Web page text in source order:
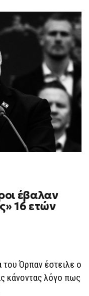
έβαλαν
16 ετών
του Όρπαν έστειλε ο
κάνοντας λόγο πως